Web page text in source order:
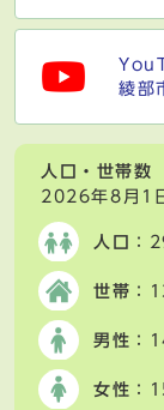
綾部
人口・世帯数
2026年8月1
人口 ：
世帯 ：
男性 ：
女性 ：